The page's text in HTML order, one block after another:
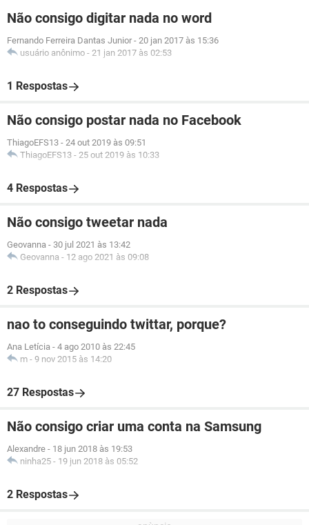
Não consigo digitar nada no word
Fernando Ferreira Dantas Junior - 20 jan 2017 às 15:36
usuário anônimo - 21 jan 2017 às 02:53
1 Respostas
Não consigo postar nada no Facebook
ThiagoEFS13 - 24 out 2019 às 09:51
ThiagoEFS13 - 25 out 2019 às 10:33
4 Respostas
Não consigo tweetar nada
Geovanna - 30 jul 2021 às 13:42
Geovanna - 12 ago 2021 às 09:08
2 Respostas
nao to conseguindo twittar, porque?
Ana Letícia - 4 ago 2010 às 22:45
m - 9 nov 2015 às 14:20
27 Respostas
Não consigo criar uma conta na Samsung
Alexandre - 18 jun 2018 às 19:53
ninha25 - 19 jun 2018 às 05:52
2 Respostas